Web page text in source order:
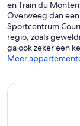
en Train du
Overweeg dan een
Sportcentrum
regio, zoals
ga ook zeker een
Meer